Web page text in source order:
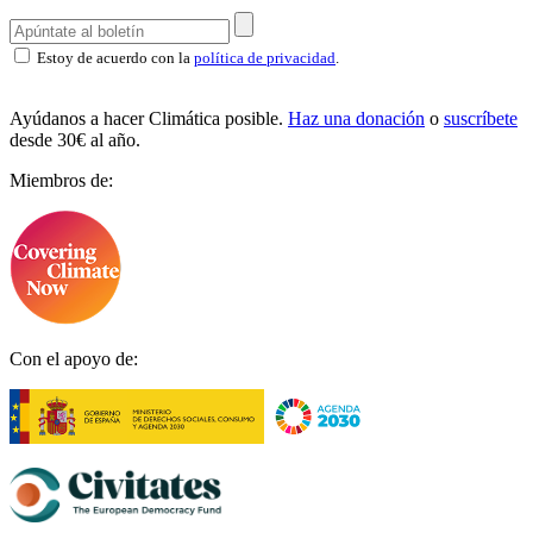
Estoy de acuerdo con la política de privacidad.
Ayúdanos a hacer Climática posible. Haz una donación o suscríbete
desde 30€ al año.
Miembros de:
Con el apoyo de: